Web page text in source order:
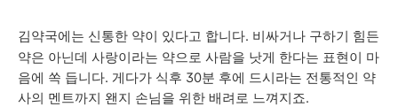
김약국에는 신통한 약이 있다고 합니다. 비싸거나 구하기 힘든
약은 아닌데 사랑이라는 약으로 사람을 낫게 한다는 표현이 마
음에 쏙 듭니다. 게다가 식후 30분 후에 드시라는 전통적인 약
사의 멘트까지 왠지 손님을 위한 배려로 느껴지죠.